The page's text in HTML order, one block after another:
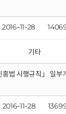
2016-11-28
기타
흥법 시행규칙」 일
2016-11-28